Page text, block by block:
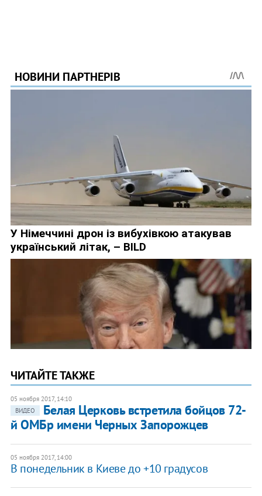
ЧИТАЙТЕ ТАКЖЕ
05 ноября 2017, 14:10
ВИДЕО
​Белая Церковь встретила бойцов 72-
й ОМБр имени Черных Запорожцев
05 ноября 2017, 14:00
В понедельник в Киеве до +10 градусов